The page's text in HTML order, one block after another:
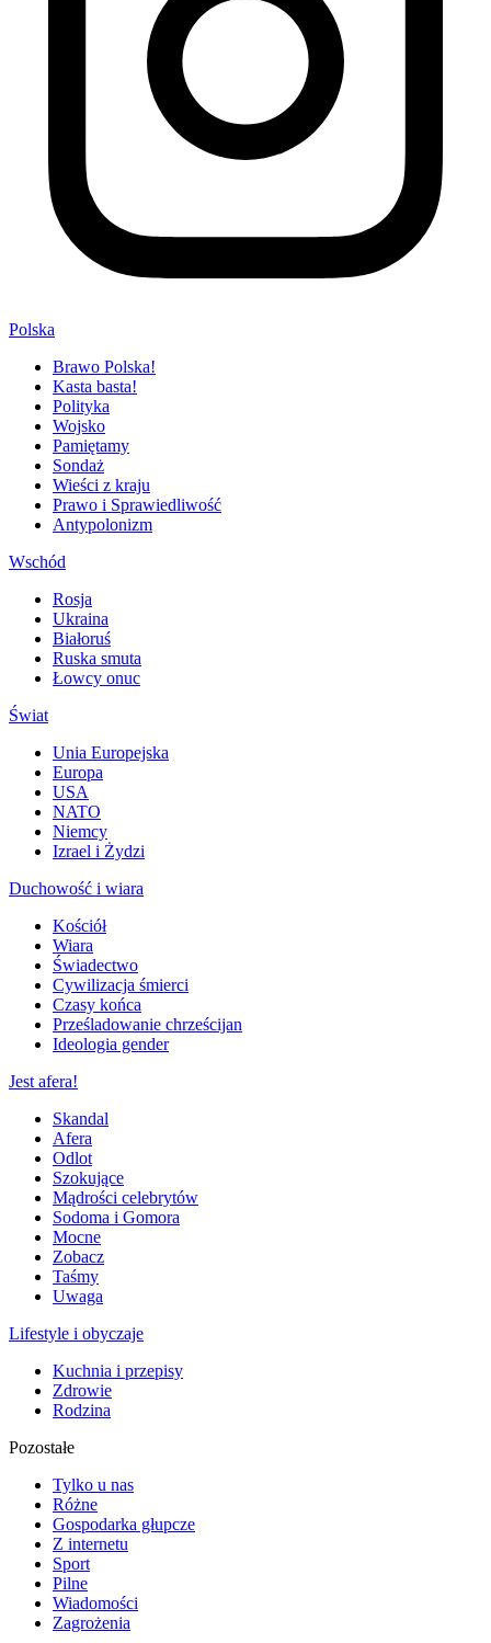
Polska
Brawo Polska!
Kasta basta!
Polityka
Wojsko
Pamiętamy
Sondaż
Wieści z kraju
Prawo i Sprawiedliwość
Antypolonizm
Wschód
Rosja
Ukraina
Białoruś
Ruska smuta
Łowcy onuc
Świat
Unia Europejska
Europa
USA
NATO
Niemcy
Izrael i Żydzi
Duchowość i wiara
Kościół
Wiara
Świadectwo
Cywilizacja śmierci
Czasy końca
Prześladowanie chrześcijan
Ideologia gender
Jest afera!
Skandal
Afera
Odlot
Szokujące
Mądrości celebrytów
Sodoma i Gomora
Mocne
Zobacz
Taśmy
Uwaga
Lifestyle i obyczaje
Kuchnia i przepisy
Zdrowie
Rodzina
Pozostałe
Tylko u nas
Różne
Gospodarka głupcze
Z internetu
Sport
Pilne
Wiadomości
Zagrożenia